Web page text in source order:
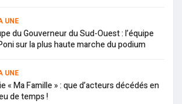
UNE
du Gouverneur du Sud-Ouest : l’équipe
sur la plus haute marche du podium
UNE
« Ma Famille » : que d’acteurs décédés en
de temps !